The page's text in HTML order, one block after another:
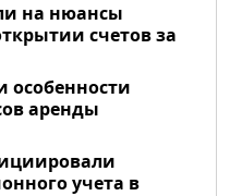
на нюансы
счетов за
особенности
аренды
учета в